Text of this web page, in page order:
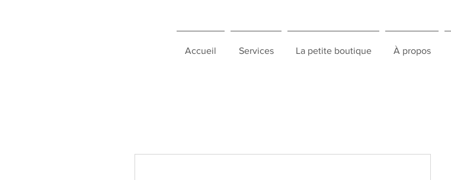
Accueil Services La petite boutique À propos